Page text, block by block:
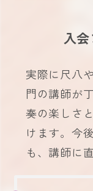
入
実際に尺八
門の講師が
奏の楽しさ
けます。今
も、講師に